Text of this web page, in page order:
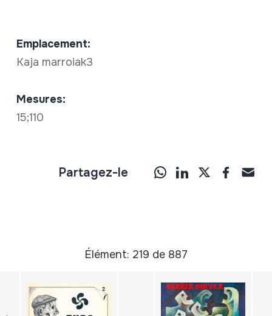
Emplacement:
Kaja marroiak3
Mesures:
15;110
Partagez-le
Élément: 219 de 887